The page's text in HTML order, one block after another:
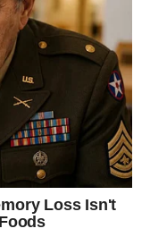
stabilnost
ideje i
nedelja ti pokazuje